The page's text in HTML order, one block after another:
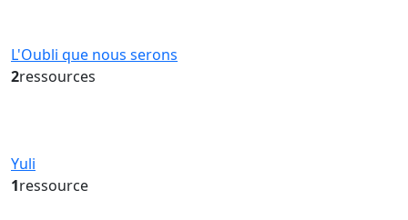
L'Oubli que nous serons
2ressources
Yuli
1ressource